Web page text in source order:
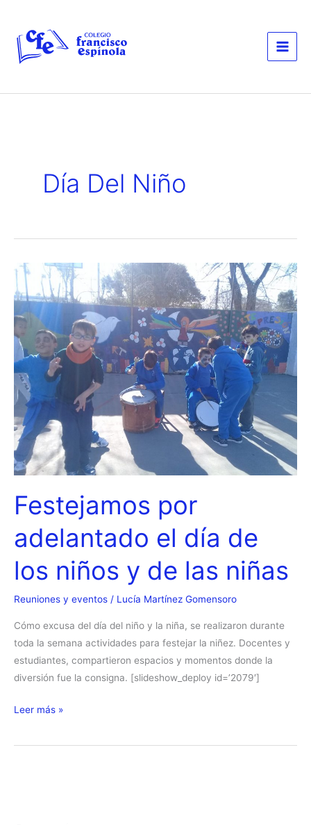
contenido
Día Del Niño
Festejamos por
adelantado el día de
los niños y de las niñas
Reuniones y eventos / Lucía Martínez Gomensoro
Cómo excusa del día del niño y la niña, se realizaron durante
toda la semana actividades para festejar la niñez. Docentes y
estudiantes, compartieron espacios y momentos donde la
diversión fue la consigna. [slideshow_deploy id=’2079′]
Festejamos
adelantado
Leer más »